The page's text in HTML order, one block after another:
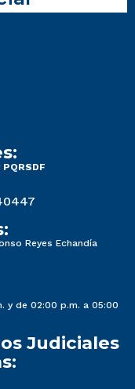
PQRSDF
Reyes Echandía
y de 02:00 p.m. a 05:00
Judiciales